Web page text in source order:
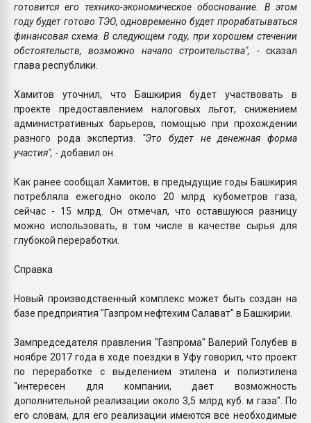
готовится его технико-экономическое обоснование. В этом
году будет готово ТЭО, одновременно будет прорабатываться
финансовая схема. В следующем году, при хорошем стечении
обстоятельств, возможно начало строительства", -сказал
глава республики.
Хамитов уточнил, что Башкирия будет участвовать в
проекте предоставлением налоговых льгот, снижением
административных барьеров, помощью при прохождении
разного рода экспертиз. "Это будет не денежная форма
участия", - добавил он.
Как ранее сообщал Хамитов, в предыдущие годы Башкирия
потребляла ежегодно около 20 млрд кубометров газа,
сейчас - 15 млрд. Он отмечал, что оставшуюся разницу
можно использовать, в том числе в качестве сырья для
глубокой переработки.
Справка
Новый производственный комплекс может быть создан на
базе предприятия "Газпром нефтехим Салават" в Башкирии.
Зампредседателя правления "Газпрома" Валерий Голубев в
ноябре 2017 года в ходе поездки в Уфу говорил, что проект
по переработке с выделением этилена и полиэтилена
"интересен для компании, дает возможность
дополнительной реализации около 3,5 млрд куб. м газа". По
его словам, для его реализации имеются все необходимые